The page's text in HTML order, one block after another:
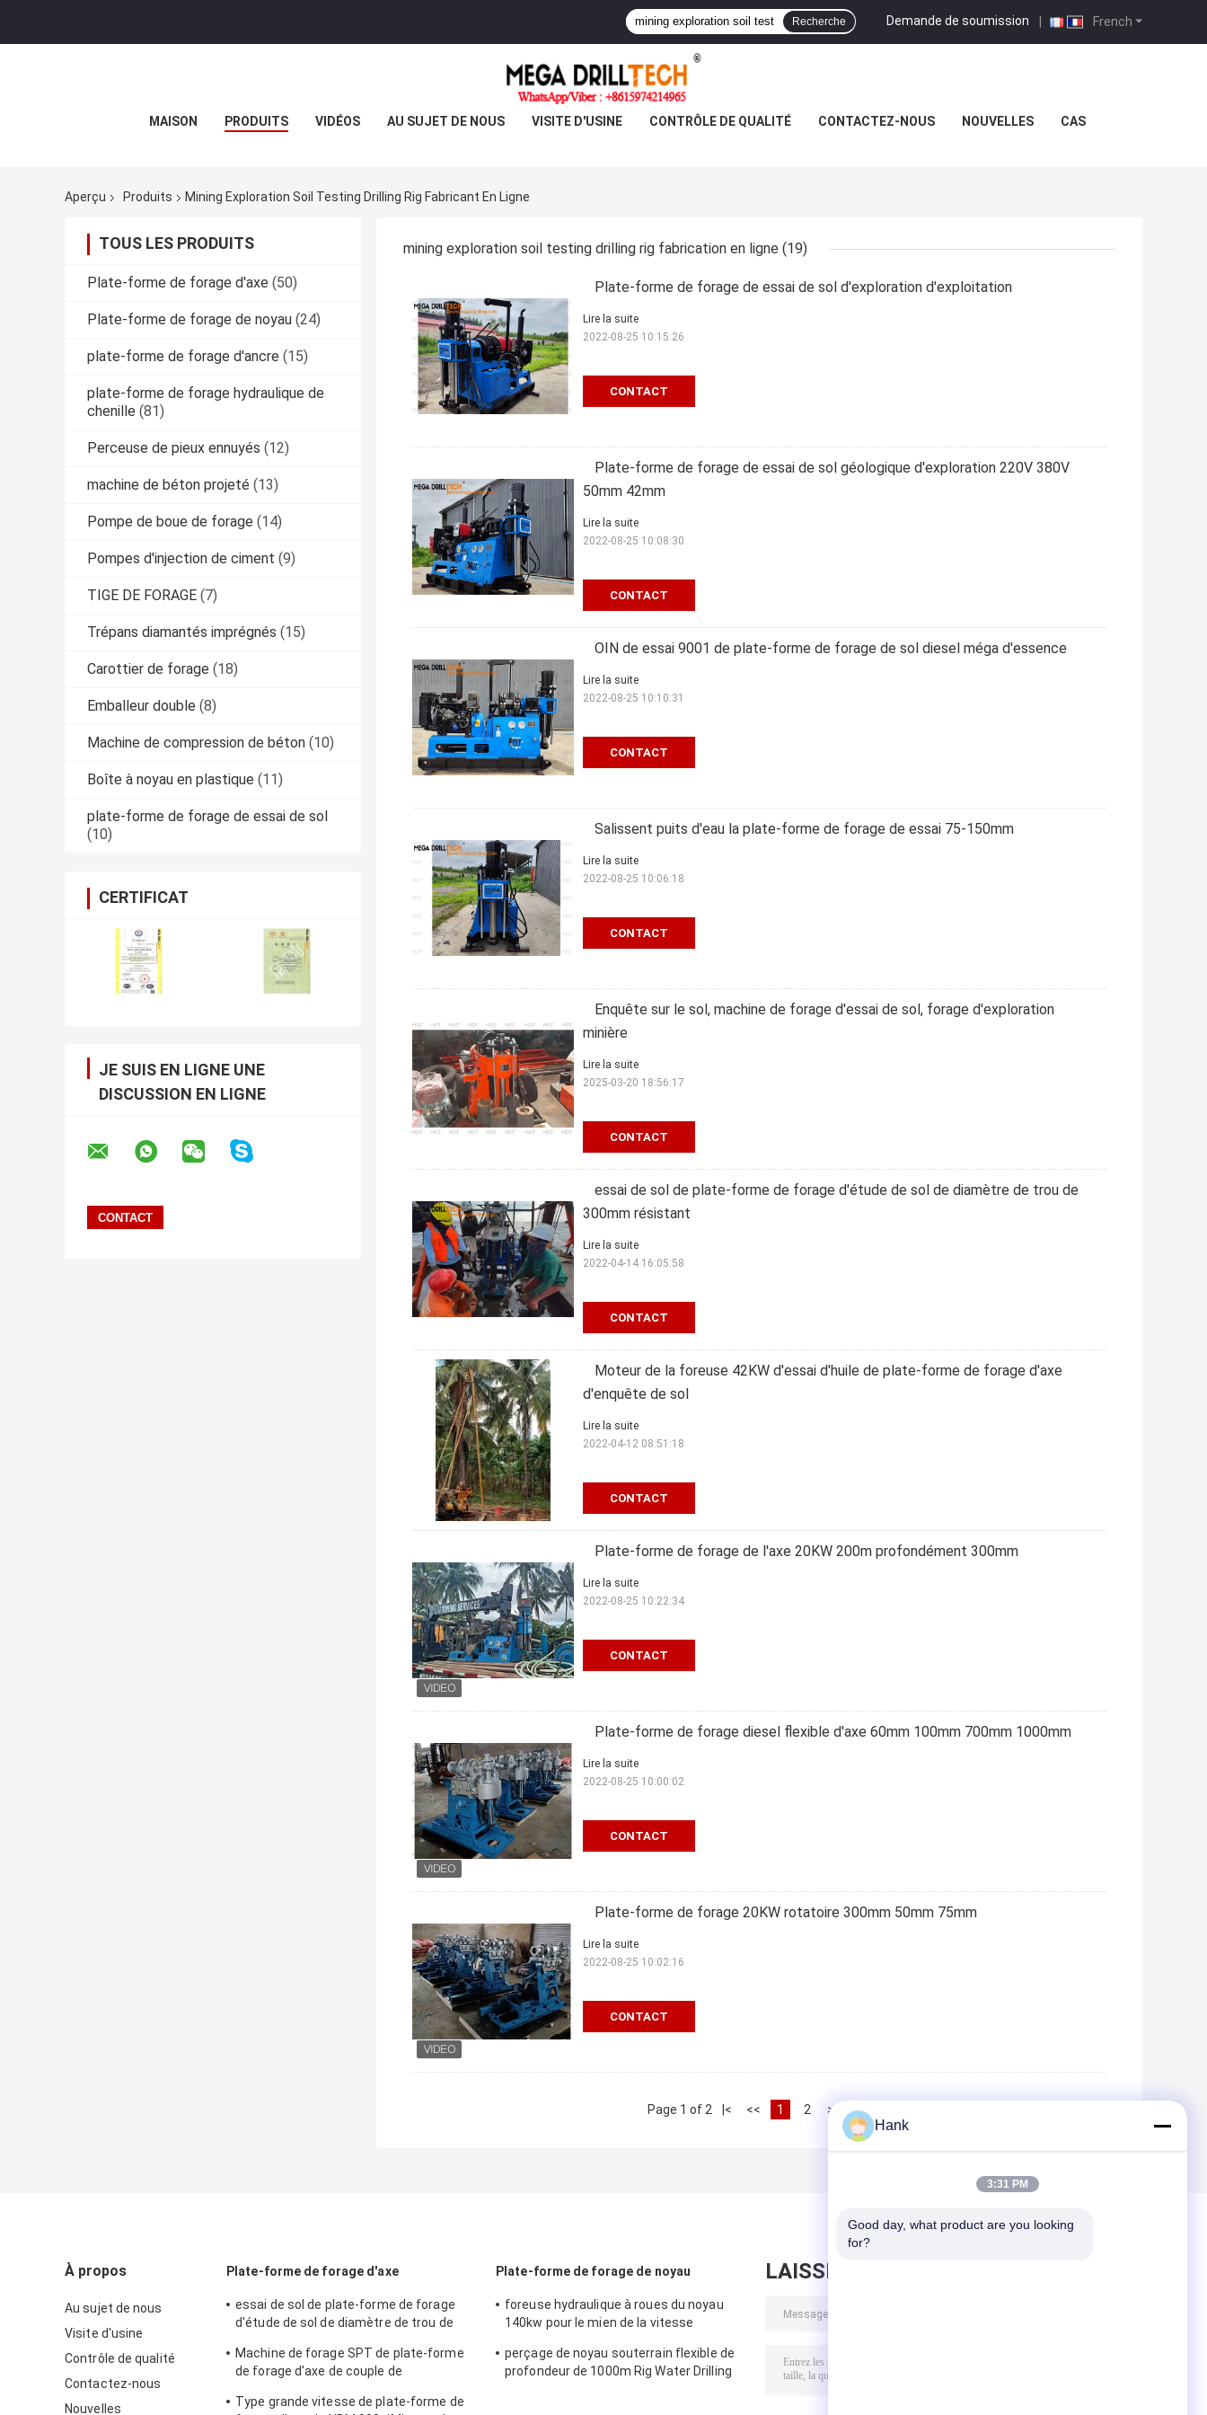
French
Demande de soumission |
Recherche
MAISON PRODUITS VIDÉOS AU SUJET DE NOUS VISITE D'USINE CONTRÔLE DE QUALITÉ CONTACTEZ-NOUS NOUVELLES CAS
Aperçu Produits Mining Exploration Soil Testing Drilling Rig Fabricant En Ligne
TOUS LES PRODUITS
Plate-forme de forage d'axe (50)
Plate-forme de forage de noyau (24)
plate-forme de forage d'ancre (15)
plate-forme de forage hydraulique de
chenille (81)
Perceuse de pieux ennuyés (12)
machine de béton projeté (13)
Pompe de boue de forage (14)
Pompes d'injection de ciment (9)
TIGE DE FORAGE (7)
Trépans diamantés imprégnés (15)
Carottier de forage (18)
Emballeur double (8)
Machine de compression de béton (10)
Boîte à noyau en plastique (11)
plate-forme de forage de essai de sol
(10)
CERTIFICAT
JE SUIS EN LIGNE UNE
DISCUSSION EN LIGNE
mining exploration soil testing drilling rig fabrication en ligne (19)
Plate-forme de forage de essai de sol d'exploration d'exploitation
CONTACT
Lire la suite
2022-08-25 10:15:26
Plate-forme de forage de essai de sol géologique d'exploration 220V 380V
50mm 42mm
CONTACT
Lire la suite
2022-08-25 10:08:30
OIN de essai 9001 de plate-forme de forage de sol diesel méga d'essence
CONTACT
Lire la suite
2022-08-25 10:10:31
Salissent puits d'eau la plate-forme de forage de essai 75-150mm
CONTACT
Lire la suite
2022-08-25 10:06:18
Enquête sur le sol, machine de forage d'essai de sol, forage d'exploration
minière
CONTACT
Lire la suite
2025-03-20 18:56:17
essai de sol de plate-forme de forage d'étude de sol de diamètre de trou de
300mm résistant
CONTACT
Lire la suite
2022-04-14 16:05:58
Moteur de la foreuse 42KW d'essai d'huile de plate-forme de forage d'axe
d'enquête de sol
CONTACT
Lire la suite
2022-04-12 08:51:18
Plate-forme de forage de l'axe 20KW 200m profondément 300mm
CONTACT
Lire la suite
2022-08-25 10:22:34
Plate-forme de forage diesel flexible d'axe 60mm 100mm 700mm 1000mm
CONTACT
Lire la suite
2022-08-25 10:00:02
Plate-forme de forage 20KW rotatoire 300mm 50mm 75mm
CONTACT
Lire la suite
2022-08-25 10:02:16
Page 1 of 2 |< << 1 2 >> >|
À propos
Au sujet de nous
Visite d'usine
Contrôle de qualité
Contactez-nous
Nouvelles
Plate-forme de forage d'axe
essai de sol de plate-forme de forage
d'étude de sol de diamètre de trou de
Machine de forage SPT de plate-forme
de forage d'axe de couple de
200m
Type grande vitesse de plate-forme de
Plate-forme de forage de noyau
foreuse hydraulique à roues du noyau
140kw pour le mien de la vitesse
perçage de noyau souterrain flexible de
profondeur de 1000m Rig Water Drilling
LAISSEZ UN MESSAGE
Hank
3:31 PM
Good day, what product are you looking
for?